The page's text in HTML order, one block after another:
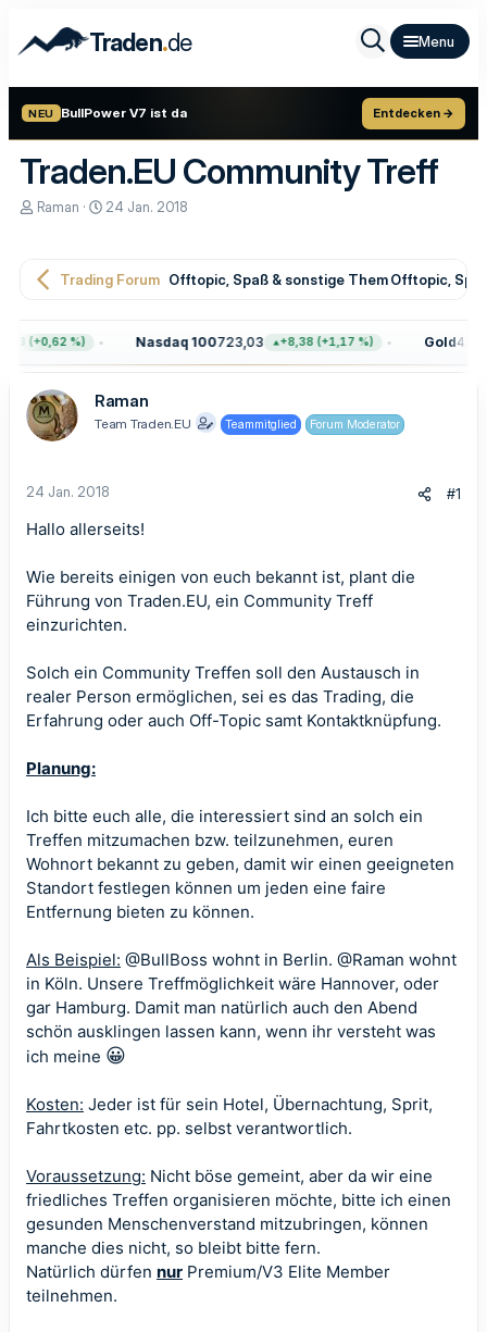
Traden.de
NEU BullPower V7 ist da Entdecken →
Traden.EU Community Treff
E
e
r
Raman
E
e
l
m
24 Jan. 2018
Trading Forum Offtopic, Spaß & sonstige ThemenOfftopic,
(+0,62 %) Nasdaq 100723,03 +8,38 (+1,17 %) Gold
Raman
Team Traden.EU Teammitglied Forum Moderator
24 Jan. 2018 #1
Hallo allerseits!
Wie bereits einigen von euch bekannt ist, plant die
Führung von Traden.EU, ein Community Treff
einzurichten.
Solch ein Community Treffen soll den Austausch in
realer Person ermöglichen, sei es das Trading, die
Erfahrung oder auch Off-Topic samt Kontaktknüpfung.
Planung:
Ich bitte euch alle, die interessiert sind an solch ein
Treffen mitzumachen bzw. teilzunehmen, euren
Wohnort bekannt zu geben, damit wir einen geeigneten
Standort festlegen können um jeden eine faire
Entfernung bieten zu können.
Als Beispiel: @BullBoss wohnt in Berlin. @Raman wohnt
in Köln. Unsere Treffmöglichkeit wäre Hannover, oder
gar Hamburg. Damit man natürlich auch den Abend
schön ausklingen lassen kann, wenn ihr versteht was
ich meine 😀
Kosten: Jeder ist für sein Hotel, Übernachtung, Sprit,
Fahrtkosten etc. pp. selbst verantwortlich.
Voraussetzung: Nicht böse gemeint, aber da wir eine
friedliches Treffen organisieren möchte, bitte ich einen
gesunden Menschenverstand mitzubringen, können
manche dies nicht, so bleibt bitte fern.
Natürlich dürfen nur Premium/V3 Elite Member
teilnehmen.